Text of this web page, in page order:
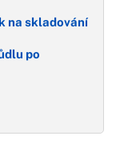
na skladování
po